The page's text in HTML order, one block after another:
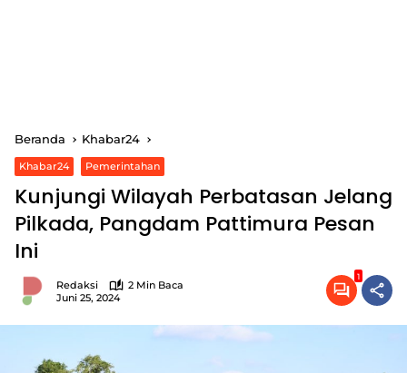
Beranda Khabar24
Khabar24 Pemerintahan
Kunjungi Wilayah Perbatasan Jelang
Pilkada, Pangdam Pattimura Pesan
Ini
Redaksi
2 Min Baca
Juni 25, 2024
1